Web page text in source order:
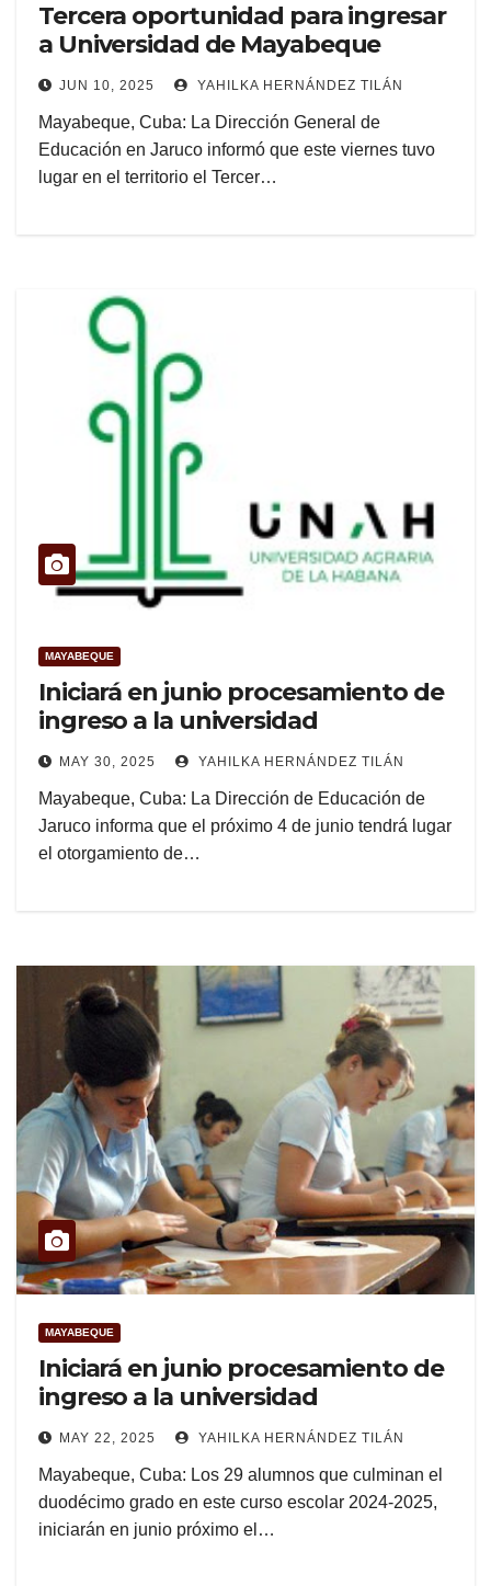
Tercera oportunidad para ingresar
a Universidad de Mayabeque
JUN 10, 2025 YAHILKA HERNÁNDEZ TILÁN
Mayabeque, Cuba: La Dirección General de
Educación en Jaruco informó que este viernes tuvo
lugar en el territorio el Tercer…
MAYABEQUE
Iniciará en junio procesamiento de
ingreso a la universidad
MAY 30, 2025 YAHILKA HERNÁNDEZ TILÁN
Mayabeque, Cuba: La Dirección de Educación de
Jaruco informa que el próximo 4 de junio tendrá lugar
el otorgamiento de…
MAYABEQUE
Iniciará en junio procesamiento de
ingreso a la universidad
MAY 22, 2025 YAHILKA HERNÁNDEZ TILÁN
Mayabeque, Cuba: Los 29 alumnos que culminan el
duodécimo grado en este curso escolar 2024-2025,
iniciarán en junio próximo el…